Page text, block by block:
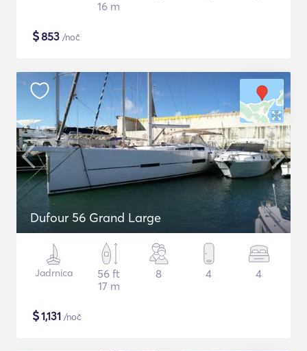
16 m
$853 /noč
Dufour 56 Grand Large
Jadrnica
56 ft
17 m
8 4 4
$1,131 /noč